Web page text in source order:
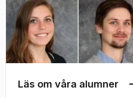
Läs om våra alumner